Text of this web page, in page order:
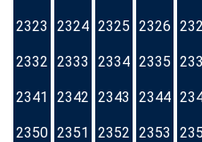
2323 2324 2325 2326
2332 2333 2334 2335
2341 2342 2343 2344
2350 2351 2352 2353